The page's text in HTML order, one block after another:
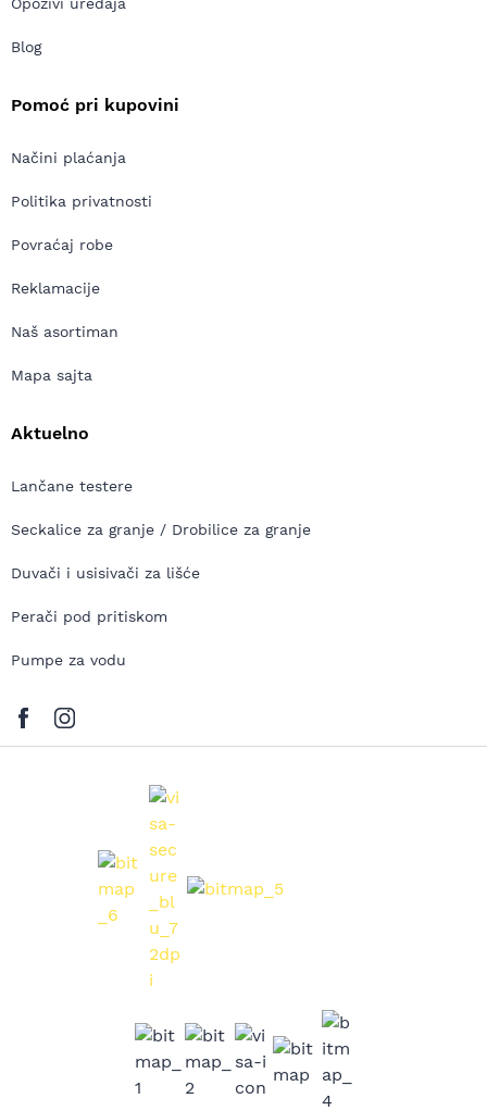
Blog
Pomoć pri kupovini
Načini plaćanja
Politika privatnosti
Povraćaj robe
Reklamacije
Naš asortiman
Mapa sajta
Aktuelno
Lančane testere
Seckalice za granje / Drobilice za granje
Duvači i usisivači za lišće
Perači pod pritiskom
Pumpe za vodu